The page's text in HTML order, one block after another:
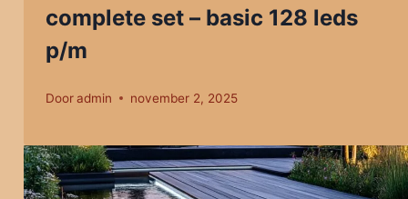
complete set – basic 128 leds
p/m
Door admin november 2, 2025